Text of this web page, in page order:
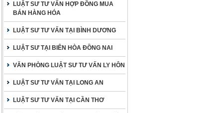
LUẬT SƯ TƯ VẤN HỢP ĐỒNG MUA
BÁN HÀNG HÓA
LUẬT SƯ TƯ VẤN TẠI BÌNH DƯƠNG
LUẬT SƯ TẠI BIÊN HÒA ĐỒNG NAI
VĂN PHÒNG LUẬT SƯ TƯ VẤN LY HÔN
LUẬT SƯ TƯ VẤN TẠI LONG AN
LUẬT SƯ TƯ VẤN TẠI CẦN THƠ